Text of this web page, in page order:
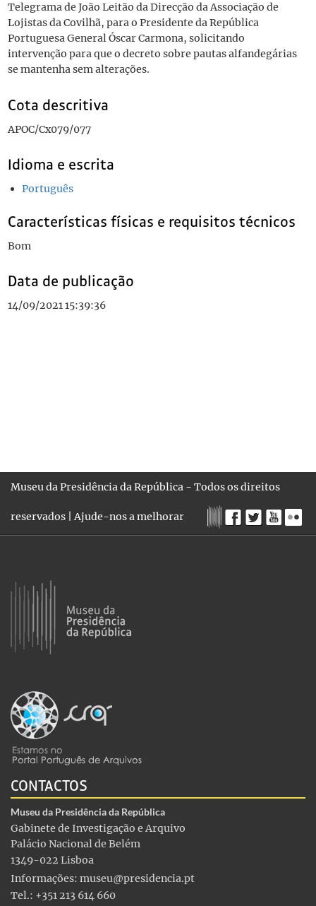
Telegrama de João Leitão da Direcção da Associação de
Lojistas da Covilhã, para o Presidente da República
Portuguesa General Óscar Carmona, solicitando
intervenção para que o decreto sobre pautas alfandegárias
se mantenha sem alterações.
Cota descritiva
APOC/Cx079/077
Idioma e escrita
Português
Características físicas e requisitos técnicos
Bom
Data de publicação
14/09/2021 15:39:36
Museu da Presidência da República - Todos os direitos
reservados |Ajude-nos a melhorar
CONTACTOS
Museu da Presidência da República
Gabinete de Investigação e Arquivo
Palácio Nacional de Belém
1349-022 Lisboa
Informações: museu@presidencia.pt
Tel.: +351 213 614 660